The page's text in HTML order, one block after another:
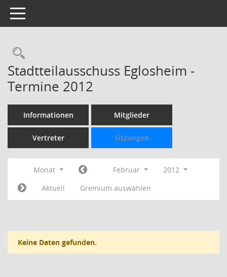
Toggle navigation
Rechercheauswahl
Stadtteilausschuss Eglosheim -
Termine 2012
Informationen Mitglieder
Vertreter Sitzungen
Monat Februar
2012
Aktuell
Gremium auswählen
Keine Daten gefunden.